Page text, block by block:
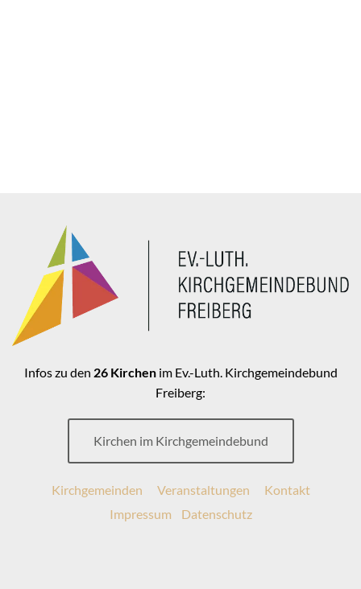
Infos zu den 26 Kirchenim Ev.-Luth. Kirchgemeindebund
Freiberg:
Kirchen im Kirchgemeindebund
Kirchgemeinden Veranstaltungen
Kontakt
Impressum
Datenschutz